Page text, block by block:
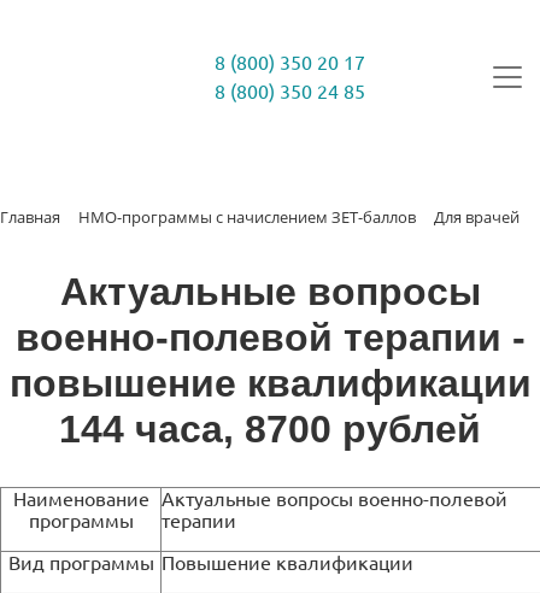
8 (800) 350 20 17
8 (800) 350 24 85
Главная НМО-программы с начислением ЗЕТ-баллов Для врачей
Актуальные вопросы
военно-полевой терапии -
повышение квалификации
144 часа, 8700 рублей
Наименование
программы
Актуальные вопросы военно-полевой
терапии
Вид программы Повышение квалификации